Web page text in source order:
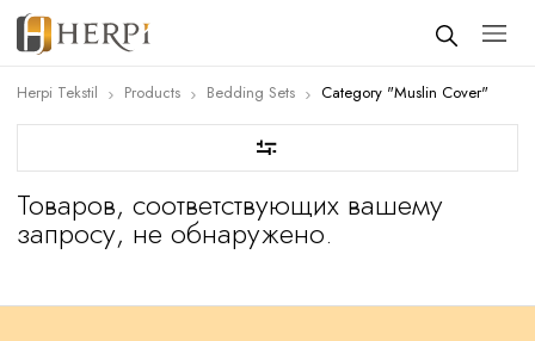
Herpi Tekstil Products Bedding Sets Category "Muslin Cover"
Товаров, соответствующих вашему
запросу, не обнаружено.